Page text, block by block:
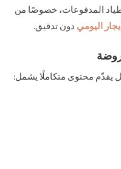
المدفوعات، خصوصًا من
اليوميدون تدقيق.
يقدّم محتوى متكاملًا يشمل: